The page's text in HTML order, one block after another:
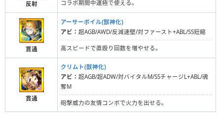
反射 コラボ期間中運極で使える。
貫通
アーサーボイル(獣神化)
アビ： 超AGB/AWD/反減速壁/対ファースト+ABL/SS短縮
高スピードで直殴り回数を増やせる。
貫通
クリムト(獣神化)
アビ： 超AGB/超ADW/対バイタルM/SSチャージL+ABL/魂
奪M
砲撃威力の友情コンボで火力を出せる。